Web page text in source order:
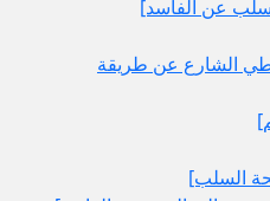
الشارع عن طريقة